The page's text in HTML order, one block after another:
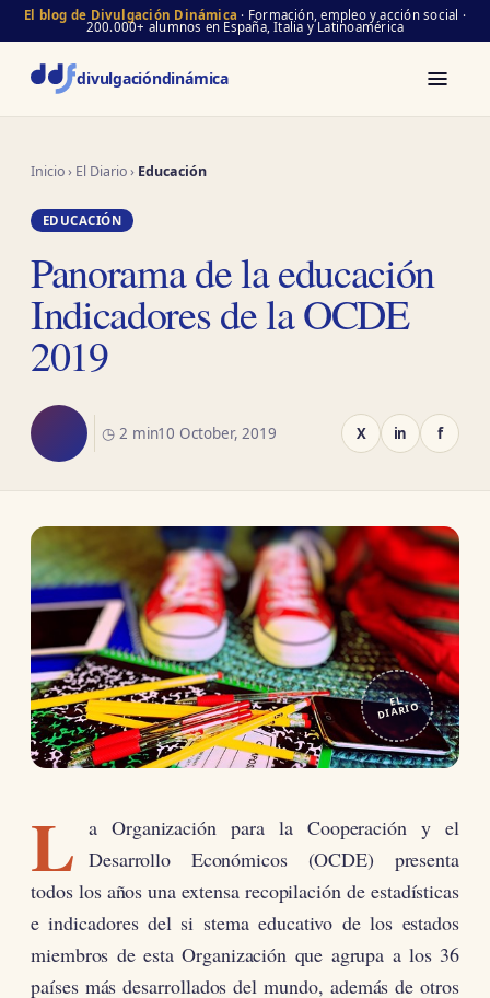
El blog de Divulgación Dinámica · Formación, empleo y acción social ·
200.000+ alumnos en España, Italia y Latinoamérica
divulgacióndinámica
Inicio› El Diario› Educación
EDUCACIÓN
Panorama de la educación
Indicadores de la OCDE
2019
◷ 2 min10 October, 2019 X in f
EL
DIARIO
L a Organización para la Cooperación y el
Desarrollo Económicos (OCDE) presenta
todos los años una extensa recopilación de estadísticas
e indicadores del si stema educativo de los estados
miembros de esta Organización que agrupa a los 36
países más desarrollados del mundo, además de otros